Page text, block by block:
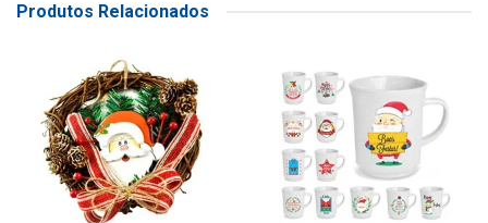
Produtos Relacionados